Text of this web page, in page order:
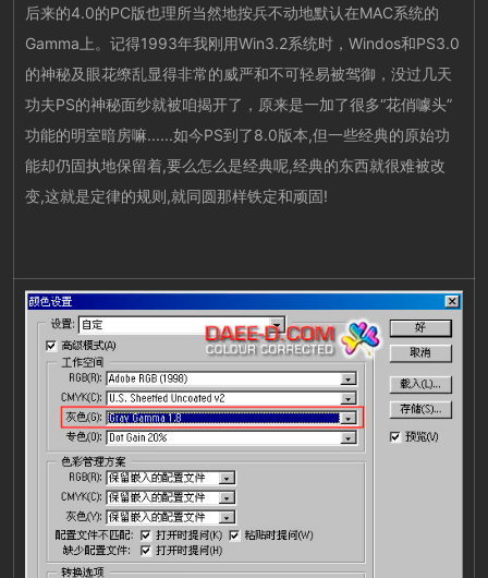
后来的4.0的PC版也理所当然地按兵不动地默认在MAC系统的
Gamma上。记得1993年我刚用Win3.2系统时，Windos和PS3.0
的神秘及眼花缭乱显得非常的威严和不可轻易被驾御，没过几天
功夫PS的神秘面纱就被咱揭开了，原来是一加了很多“花俏噱头”
功能的明室暗房嘛......如今PS到了8.0版本,但一些经典的原始功
能却仍固执地保留着,要么怎么是经典呢,经典的东西就很难被改
变,这就是定律的规则,就同圆那样铁定和顽固!